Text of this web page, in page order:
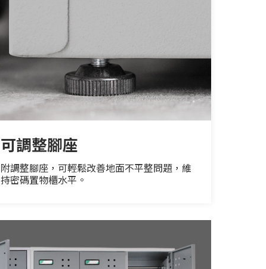
可調整腳座
附調整腳座，可輕鬆改善地面不平整問題，維
持密碼置物櫃水平。